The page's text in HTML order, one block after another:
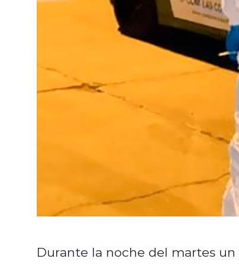
Durante la noche del martes un